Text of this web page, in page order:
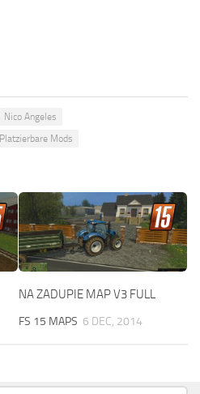
Nico Angeles
Platzierbare Mods
NA ZADUPIE MAP V3 FULL
FS 15 MAPS 6 DEC, 2014